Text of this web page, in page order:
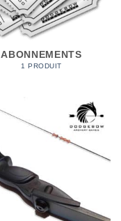
ABONNEMENTS
1 PRODUIT